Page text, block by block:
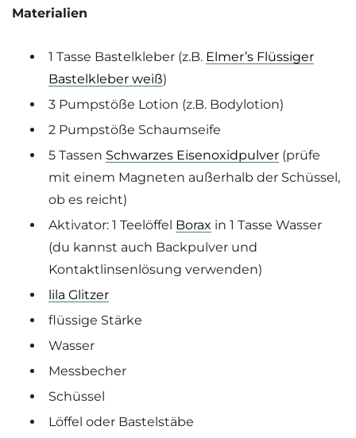
Materialien
1 Tasse Bastelkleber (z.B. Elmer’s Flüssiger
Bastelkleber weiß)
3 Pumpstöße Lotion (z.B. Bodylotion)
2 Pumpstöße Schaumseife
5 Tassen Schwarzes Eisenoxidpulver (prüfe
mit einem Magneten außerhalb der Schüssel,
ob es reicht)
Aktivator: 1 Teelöffel Borax in 1 Tasse Wasser
(du kannst auch Backpulver und
Kontaktlinsenlösung verwenden)
lila Glitzer
flüssige Stärke
Wasser
Messbecher
Schüssel
Löffel oder Bastelstäbe